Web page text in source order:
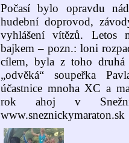
Počasí bylo opravdu
hudební doprovod,
vyhlášení vítězů. Letos
bajkem – pozn.: loni
cílem, byla z toho druhá
„odvěká“ soupeřka
účastnice mnoha XC a
rok ahoj v
www.sneznickymaraton.sk